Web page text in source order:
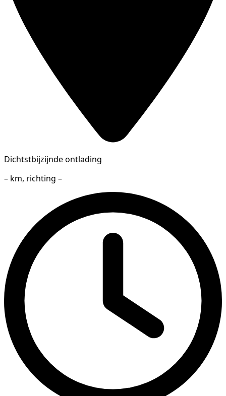
Dichtstbijzijnde ontlading
– km, richting –